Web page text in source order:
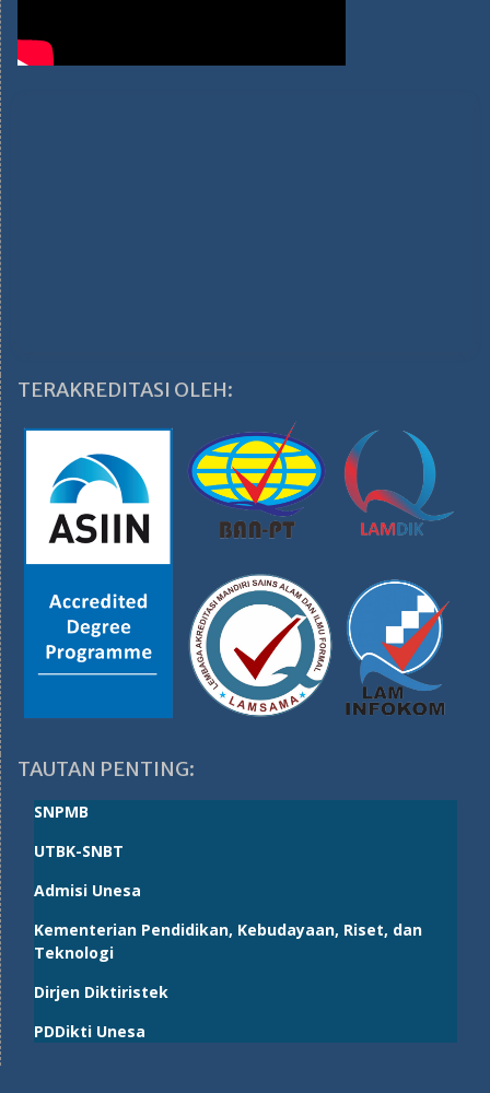
TERAKREDITASI OLEH:
TAUTAN PENTING:
SNPMB
UTBK-SNBT
Admisi Unesa
Kementerian Pendidikan, Kebudayaan, Riset, dan
Teknologi
Dirjen Diktiristek
PDDikti Unesa